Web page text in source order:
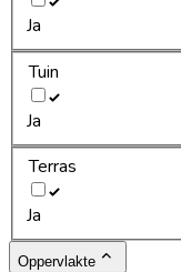
Ja
Tuin
Ja
Terras
Ja
Oppervlakte